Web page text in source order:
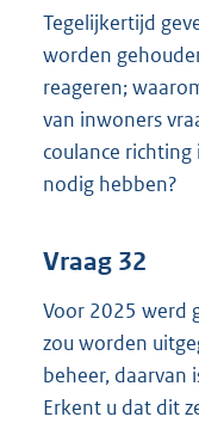
Tegelijkertijd
worden
reageren;
van inwoners
coulance
nodig hebben?
Vraag 32
Voor 2025 werd
zou worden
beheer, daarvan
Erkent u dat dit